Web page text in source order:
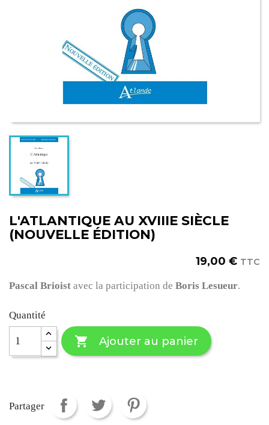
L'ATLANTIQUE AU XVIIIE SIÈCLE
(NOUVELLE ÉDITION)
19,00 € TTC
Pascal Brioist avec la participation de Boris Lesueur.
Quantité
 Ajouter au panier
Partager